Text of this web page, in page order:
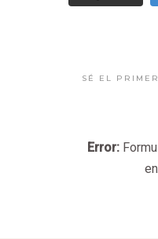
SÉ EL
Error: